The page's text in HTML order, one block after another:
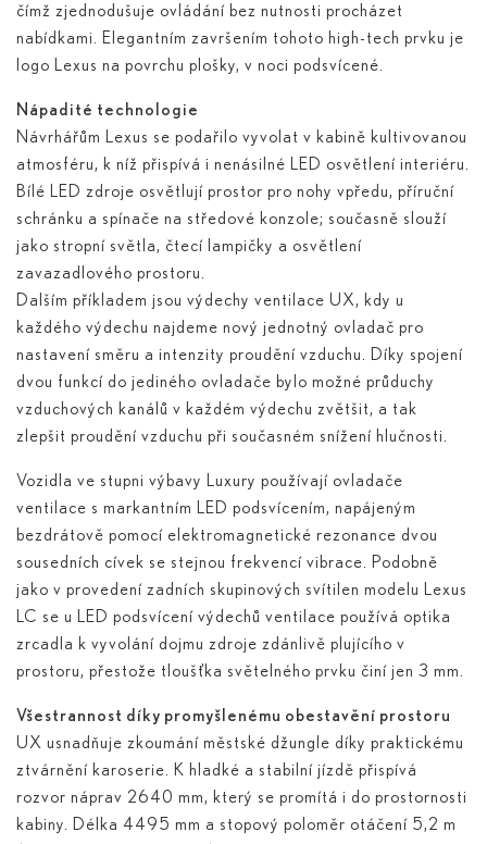
čímž zjednodušuje ovládání bez nutnosti procházet
nabídkami. Elegantním završením tohoto high-tech prvku je
logo Lexus na povrchu plošky, v noci podsvícené.
Nápadité technologie
Návrhářům Lexus se podařilo vyvolat v kabině kultivovanou
atmosféru, k níž přispívá i nenásilné LED osvětlení interiéru.
Bílé LED zdroje osvětlují prostor pro nohy vpředu, příruční
schránku a spínače na středové konzole; současně slouží
jako stropní světla, čtecí lampičky a osvětlení
zavazadlového prostoru.
Dalším příkladem jsou výdechy ventilace UX, kdy u
každého výdechu najdeme nový jednotný ovladač pro
nastavení směru a intenzity proudění vzduchu. Díky spojení
dvou funkcí do jediného ovladače bylo možné průduchy
vzduchových kanálů v každém výdechu zvětšit, a tak
zlepšit proudění vzduchu při současném snížení hlučnosti.
Vozidla ve stupni výbavy Luxury používají ovladače
ventilace s markantním LED podsvícením, napájeným
bezdrátově pomocí elektromagnetické rezonance dvou
sousedních cívek se stejnou frekvencí vibrace. Podobně
jako v provedení zadních skupinových svítilen modelu Lexus
LC se u LED podsvícení výdechů ventilace používá optika
zrcadla k vyvolání dojmu zdroje zdánlivě plujícího v
prostoru, přestože tloušťka světelného prvku činí jen 3 mm.
Všestrannost díky promyšlenému obestavění prostoru
UX usnadňuje zkoumání městské džungle díky praktickému
ztvárnění karoserie. K hladké a stabilní jízdě přispívá
rozvor náprav 2640 mm, který se promítá i do prostornosti
kabiny. Délka 4495 mm a stopový poloměr otáčení 5,2 m